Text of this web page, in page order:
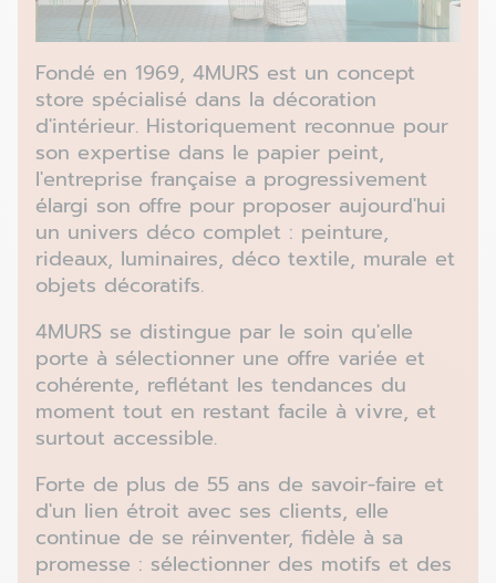
Fondé en 1969, 4MURS est un concept
store spécialisé dans la décoration
d'intérieur. Historiquement reconnue pour
son expertise dans le papier peint,
l'entreprise française a progressivement
élargi son offre pour proposer aujourd'hui
un univers déco complet : peinture,
rideaux, luminaires, déco textile, murale et
objets décoratifs.
4MURS se distingue par le soin qu'elle
porte à sélectionner une offre variée et
cohérente, reflétant les tendances du
moment tout en restant facile à vivre, et
surtout accessible.
Forte de plus de 55 ans de savoir-faire et
d'un lien étroit avec ses clients, elle
continue de se réinventer, fidèle à sa
promesse : sélectionner des motifs et des